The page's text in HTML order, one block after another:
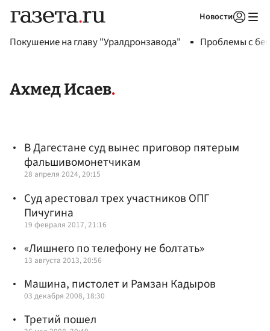
Новости
Покушение на главу "Уралдронзавода" Проблемы с
Ахмед Исаев
В Дагестане суд вынес приговор пятерым
фальшивомонетчикам
28 апреля 2024, 20:15
Суд арестовал трех участников ОПГ
Пичугина
19 февраля 2017, 21:16
«Лишнего по телефону не болтать»
13 августа 2013, 20:56
Машина, пистолет и Рамзан Кадыров
03 декабря 2008, 18:30
Третий пошел